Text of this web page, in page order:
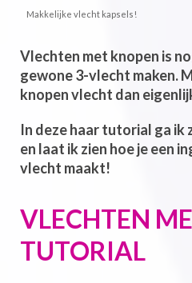
Makkelijke vlecht kapsels!
Vlechten met knopen is
gewone 3-vlecht maken.
knopen vlecht dan
In deze haar tutorial ga ik
en laat ik zien hoe je een
vlecht maakt!
VLECHTEN
TUTORIAL